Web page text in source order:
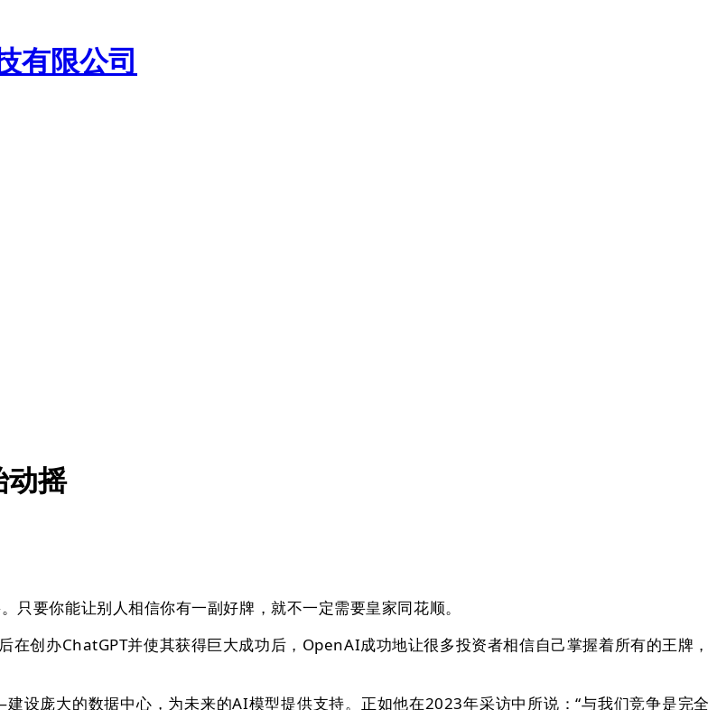
动摇
要你能让别人相信你有一副好牌，就不一定需要皇家同花顺。
办ChatGPT并使其获得巨大成功后，OpenAI成功地让很多投资者相信自己掌握着所有的王牌，
大的数据中心，为未来的AI模型提供支持。正如他在2023年采访中所说：“与我们竞争是完全